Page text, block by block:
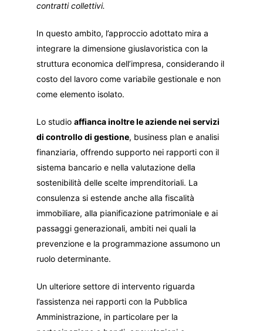
contratti collettivi.
In questo ambito, l’approccio adottato mira a
integrare la dimensione giuslavoristica con la
struttura economica dell’impresa, considerando il
costo del lavoro come variabile gestionale e non
come elemento isolato.
Lo studioaffianca inoltre le aziende nei servizi
di controllo di gestione, business plan e analisi
finanziaria, offrendo supporto nei rapporti con il
sistema bancario e nella valutazione della
sostenibilità delle scelte imprenditoriali. La
consulenza si estende anche alla fiscalità
immobiliare, alla pianificazione patrimoniale e ai
passaggi generazionali, ambiti nei quali la
prevenzione e la programmazione assumono un
ruolo determinante.
Un ulteriore settore di intervento riguarda
l’assistenza nei rapporti con la Pubblica
Amministrazione, in particolare per la